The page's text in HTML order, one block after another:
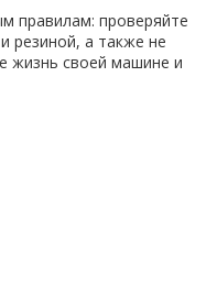
правилам: проверяйте
резиной, а также не
жизнь своей машине и